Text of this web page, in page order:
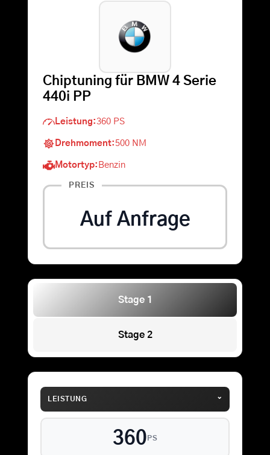
Warenkorb
Chiptuning für BMW 4 Serie
440i PP
Leistung:360 PS
Drehmoment: 500 NM
Motortyp: Benzin
PREIS
Auf Anfrage
Stage 1
Stage 2
LEISTUNG ⌄
360 PS